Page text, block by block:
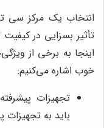
انتخاب یک مرکز سی
تأثیر بسزایی در
اینجا به برخی از
خوب اشاره می‌کنیم:
تجهیزات
باید به